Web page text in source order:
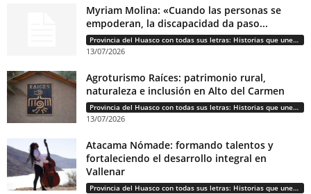
Myriam Molina: «Cuando las personas se
empoderan, la discapacidad da paso...
Provincia del Huasco con todas sus letras: Historias que unen cultura, diversidad e identidad
13/07/2026
Agroturismo Raíces: patrimonio rural,
naturaleza e inclusión en Alto del Carmen
Provincia del Huasco con todas sus letras: Historias que unen cultura, diversidad e identidad
13/07/2026
Atacama Nómade: formando talentos y
fortaleciendo el desarrollo integral en
Vallenar
Provincia del Huasco con todas sus letras: Historias que unen cultura, diversidad e identidad